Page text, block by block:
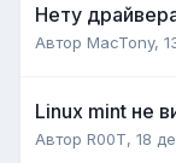
Нету
Автор MacTony,
Linux mint не
Автор R00Т, 18